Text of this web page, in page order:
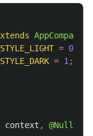
= 0
= 1 ;
context , @Nullable